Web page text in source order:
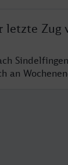
Zug
an